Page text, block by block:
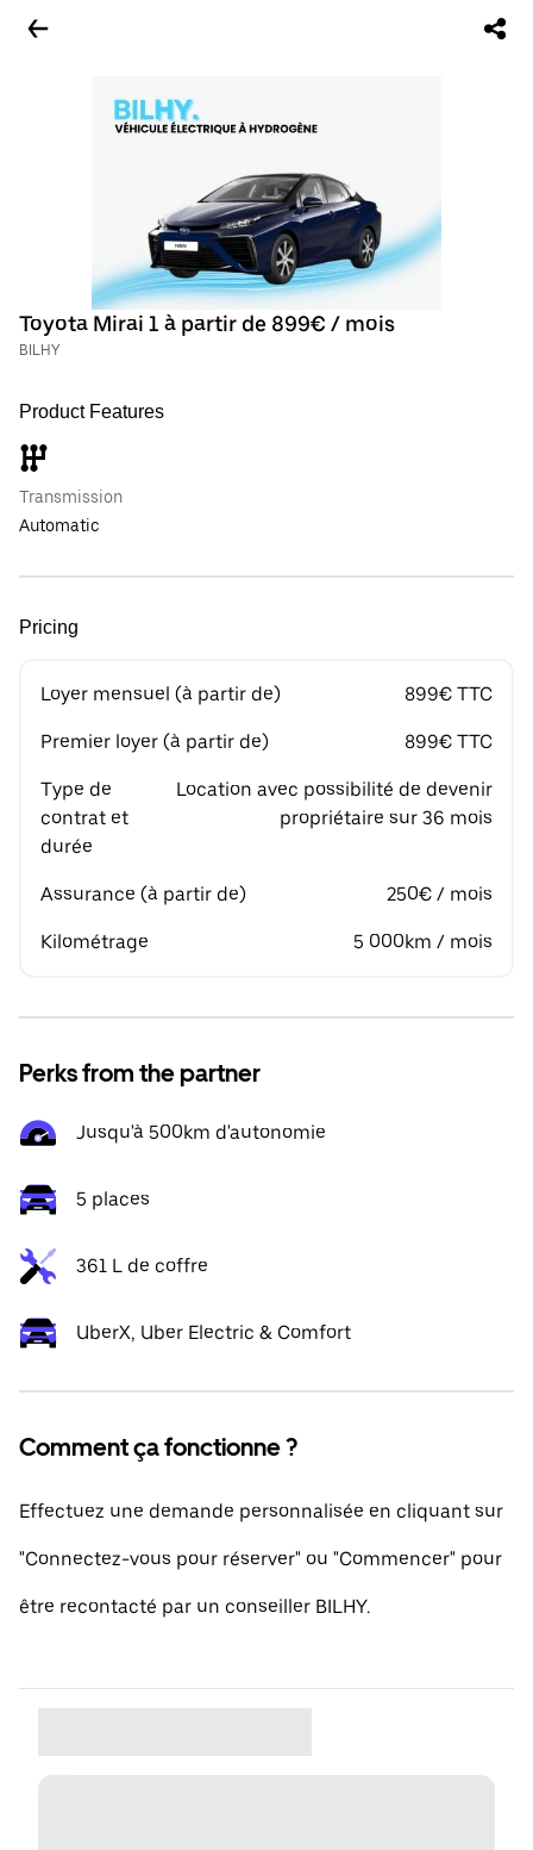
Toyota Mirai 1 à partir de 899€ / mois
BILHY
Product Features
Transmission
Automatic
Pricing
Loyer mensuel (à partir de) 899€ TTC
Premier loyer (à partir de) 899€ TTC
Type de
contrat et
durée
Location avec possibilité de devenir
propriétaire sur 36 mois
Assurance (à partir de) 250€ / mois
Kilométrage 5 000km / mois
Perks from the partner
Jusqu'à 500km d'autonomie
5 places
361 L de coffre
UberX, Uber Electric & Comfort
Comment ça fonctionne ?
Effectuez une demande personnalisée en cliquant sur
"Connectez-vous pour réserver" ou "Commencer" pour
être recontacté par un conseiller BILHY.